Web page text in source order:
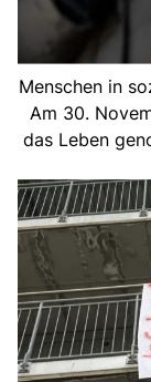
Menschen in
Am 30.
das Leben